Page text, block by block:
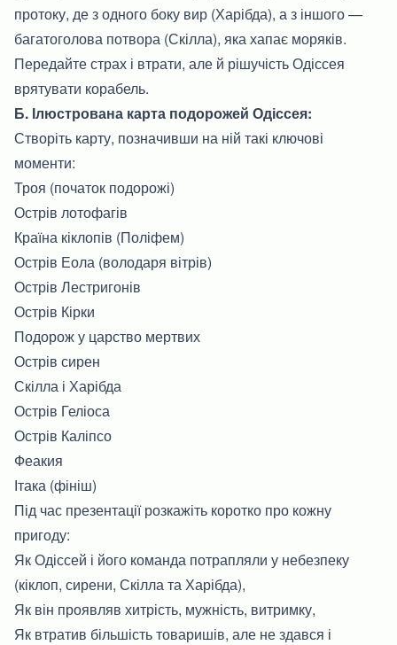
протоку, де з одного боку вир (Харібда), а з іншого —
багатоголова потвора (Скілла), яка хапає моряків.
Передайте страх і втрати, але й рішучість Одіссея
врятувати корабель.
Б. Ілюстрована карта подорожей Одіссея:
Створіть карту, позначивши на ній такі ключові
моменти:
Троя (початок подорожі)
Острів лотофагів
Країна кіклопів (Поліфем)
Острів Еола (володаря вітрів)
Острів Лестригонів
Острів Кірки
Подорож у царство мертвих
Острів сирен
Скілла і Харібда
Острів Геліоса
Острів Каліпсо
Феакия
Ітака (фініш)
Під час презентації розкажіть коротко про кожну
пригоду:
Як Одіссей і його команда потрапляли у небезпеку
(кіклоп, сирени, Скілла та Харібда),
Як він проявляв хитрість, мужність, витримку,
Як втратив більшість товаришів, але не здався і